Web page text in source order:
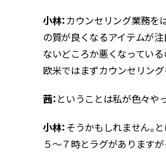
小林： カウンセリング業務を
の質が良くなるアイテムが
ないどころか悪くなっている
欧米ではまずカウンセリン
茜： ということは私が色々や
小林：そうかもしれません。
５〜７時とラグがあります